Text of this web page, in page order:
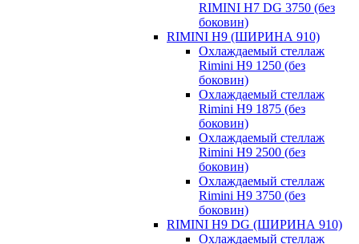
RIMINI H7 DG 3750 (без
боковин)
RIMINI H9 (ШИРИНА 910)
Охлаждаемый стеллаж
Rimini H9 1250 (без
боковин)
Охлаждаемый стеллаж
Rimini H9 1875 (без
боковин)
Охлаждаемый стеллаж
Rimini H9 2500 (без
боковин)
Охлаждаемый стеллаж
Rimini H9 3750 (без
боковин)
RIMINI H9 DG (ШИРИНА 910)
Охлаждаемый стеллаж